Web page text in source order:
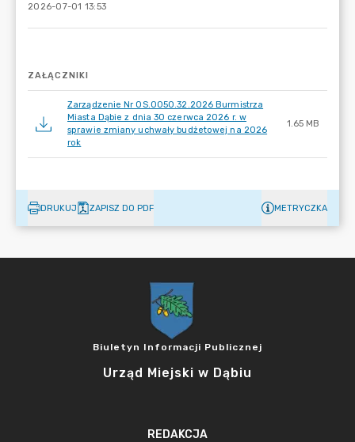
2026-07-01 13:53
ZAŁĄCZNIKI
Zarządzenie Nr OS.0050.32.2026 Burmistrza
Miasta Dąbie z dnia 30 czerwca 2026 r. w
sprawie zmiany uchwały budżetowej na 2026
rok
1.65 MB
DRUKUJ ZAPISZ DO PDF METRYCZKA
Biuletyn Informacji Publicznej
Urząd Miejski w Dąbiu
REDAKCJA